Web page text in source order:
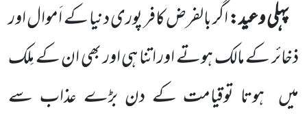
پہلی وعید:اگر بالفرض کافر پوری دنیا کے اَموال اور
ذخائر کے مالک ہوتے اور اتنا ہی اور بھی ان کے مِلک
میں ہوتا توقیامت کے دن بڑے عذاب سے